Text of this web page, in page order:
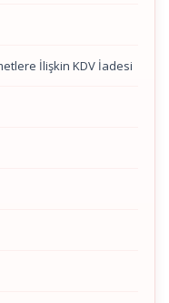
İlişkin KDV İadesi